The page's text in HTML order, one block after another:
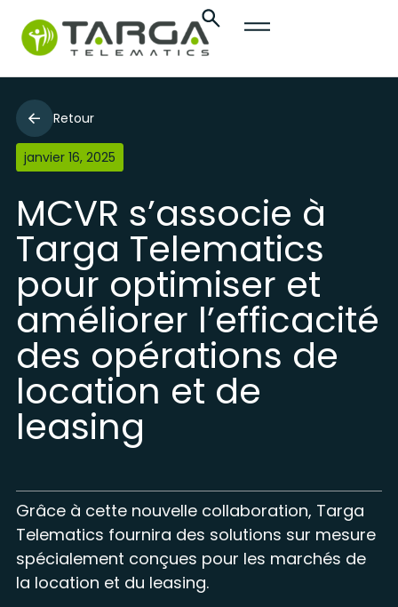
Retour
janvier 16, 2025
MCVR s’associe à
Targa Telematics
pour optimiser et
améliorer l’efficacité
des opérations de
location et de
leasing
Grâce à cette nouvelle collaboration, Targa
Telematics fournira des solutions sur mesure
spécialement conçues pour les marchés de
la location et du leasing.